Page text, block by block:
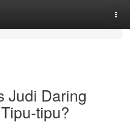
Judi Daring
tipu?